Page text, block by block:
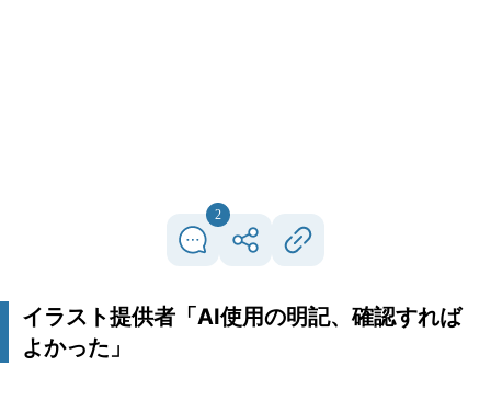
2
イラスト提供者「AI使用の明記、確認すれば
よかった」